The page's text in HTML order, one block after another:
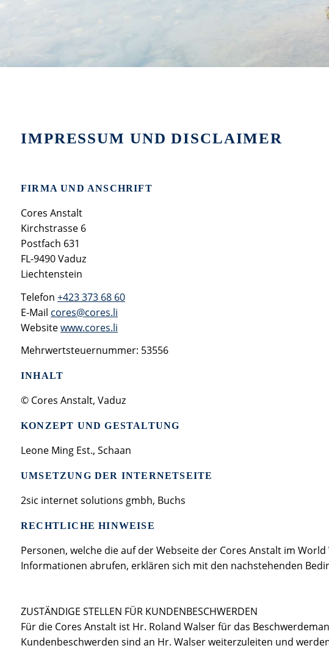
IMPRESSUM UND DISCLAIMER
FIRMA UND ANSCHRIFT
Cores Anstalt
Kirchstrasse 6
Postfach 631
FL-9490 Vaduz
Liechtenstein
Telefon +423 373 68 60
E-Mail cores@cores.li
Websitewww.cores.li
Mehrwertsteuernummer: 53556
INHALT
© Cores Anstalt, Vaduz
KONZEPT UND GESTALTUNG
Leone Ming Est., Schaan
UMSETZUNG DER INTERNETSEITE
2sic internet solutions gmbh, Buchs
RECHTLICHE HINWEISE
Personen, welche die auf der Webseite der Cores Anstalt im
Informationen abrufen, erklären sich mit den nachstehenden
ZUSTÄNDIGE STELLEN FÜR KUNDENBESCHWERDEN
Für die Cores Anstalt ist Hr. Roland Walser für das
Kundenbeschwerden sind an Hr. Walser weiterzuleiten und